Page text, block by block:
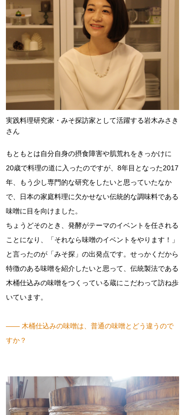
実践料理研究家・みそ探訪家として活躍する岩木みさき
さん
もともとは自分自身の摂食障害や肌荒れをきっかけに
20歳で料理の道に入ったのですが、8年目となった2017
年、もう少し専門的な研究をしたいと思っていたなか
で、日本の家庭料理に欠かせない伝統的な調味料である
味噌に目を向けました。
ちょうどそのとき、発酵がテーマのイベントを任される
ことになり、「それなら味噌のイベントをやります！」
と言ったのが「みそ探」の出発点です。せっかくだから
特徴のある味噌を紹介したいと思って、伝統製法である
木桶仕込みの味噌をつくっている蔵にこだわって訪ね歩
いています。
―― 木桶仕込みの味噌は、普通の味噌とどう違うので
すか？